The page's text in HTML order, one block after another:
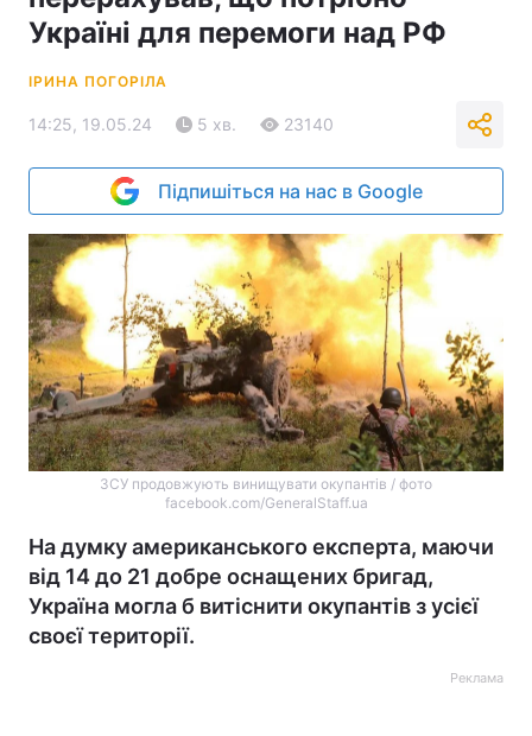
Україні для перемоги над РФ
ІРИНА ПОГОРІЛА
14:25, 19.05.24 5 хв. 23140
Підпишіться на нас в Google
ЗСУ продовжують винищувати окупантів / фото
facebook.com/GeneralStaff.ua
На думку американського експерта, маючи
від 14 до 21 добре оснащених бригад,
Україна могла б витіснити окупантів з усієї
своєї території.
Реклама